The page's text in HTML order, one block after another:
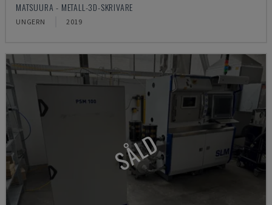
MATSUURA - METALL-3D-SKRIVARE
UNGERN 2019
SÅLD